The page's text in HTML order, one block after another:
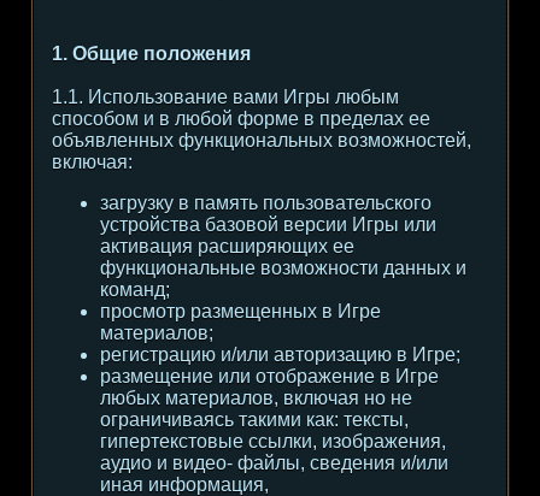
1. Общие положения
1.1. Использование вами Игры любым
способом и в любой форме в пределах ее
объявленных функциональных возможностей,
включая:
загрузку в память пользовательского
устройства базовой версии Игры или
активация расширяющих ее
функциональные возможности данных и
команд;
просмотр размещенных в Игре
материалов;
регистрацию и/или авторизацию в Игре;
размещение или отображение в Игре
любых материалов, включая но не
ограничиваясь такими как: тексты,
гипертекстовые ссылки, изображения,
аудио и видео- файлы, сведения и/или
иная информация,